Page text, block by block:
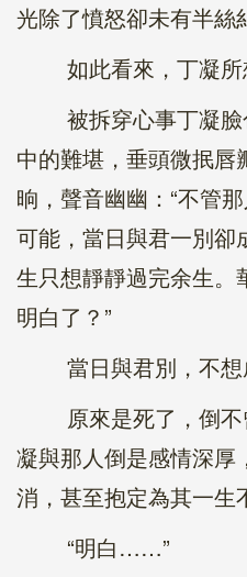
光除了憤怒卻未有半絲
如此看來，丁凝所
被拆穿心事丁凝臉
中的難堪，垂頭微抿
晌，聲音幽幽：“不管
可能，當日與君一別卻
生只想靜靜過完余生。
明白了？”
當日與君別，不想
原來是死了，倒不
凝與那人倒是感情深厚
消，甚至抱定為其一生
“明白……”